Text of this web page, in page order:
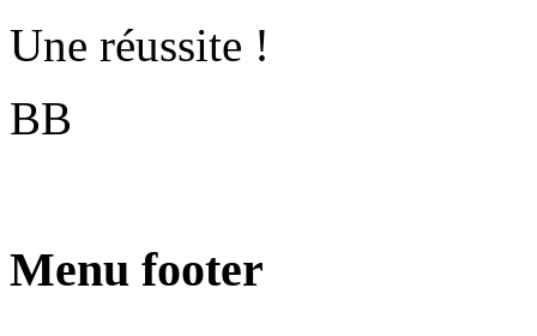
Une réussite !
BB
Menu footer